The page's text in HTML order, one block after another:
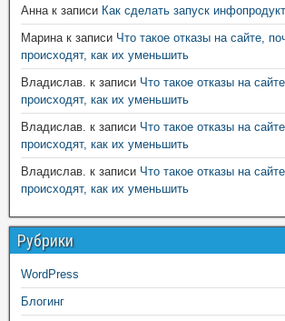
Аннак записи Как сделать запуск
Маринак записи Что такое отказы на сайте,
происходят, как их уменьшить
Владислав. к записи Что такое отказы на
происходят, как их уменьшить
Владислав. к записи Что такое отказы на
происходят, как их уменьшить
Владислав. к записи Что такое отказы на
происходят, как их уменьшить
Рубрики
WordPress
Блогинг